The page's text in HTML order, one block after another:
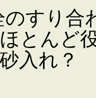
のすり合
とんど
入れ？